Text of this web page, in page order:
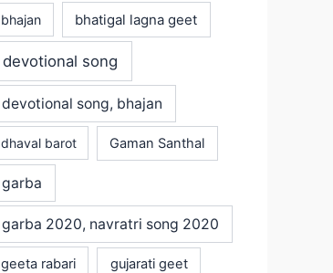
bhajan bhatigal lagna geet
devotional song
devotional song, bhajan
dhaval barot Gaman Santhal
garba
garba 2020, navratri song 2020
geeta rabari gujarati geet